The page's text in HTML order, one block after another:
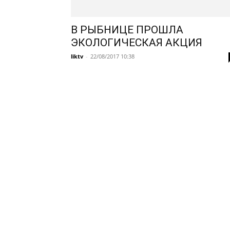
В РЫБНИЦЕ ПРОШЛА
ЭКОЛОГИЧЕСКАЯ АКЦИЯ
liktv - 22/08/2017 10:38